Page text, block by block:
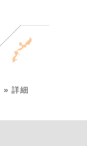
» 詳細